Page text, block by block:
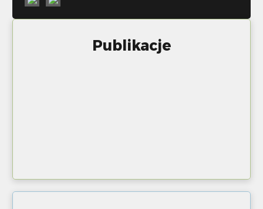
Publikacje